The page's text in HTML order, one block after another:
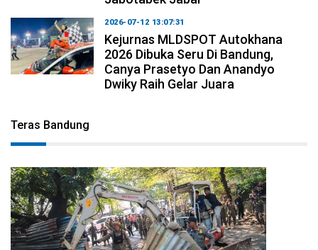
2026-07-12 13:07:31
Kejurnas MLDSPOT Autokhana
2026 Dibuka Seru Di Bandung,
Canya Prasetyo Dan Anandyo
Dwiky Raih Gelar Juara
Teras Bandung